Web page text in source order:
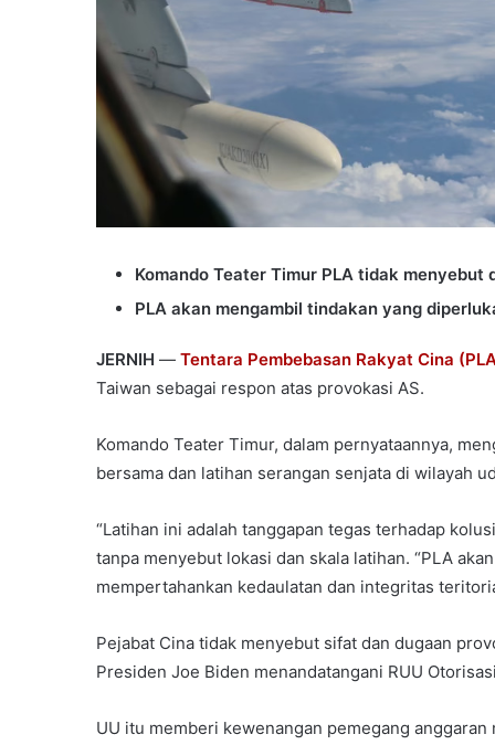
Komando Teater Timur PLA tidak
PLA akan mengambil tindakan yang
JERNIH — Tentara Pembebasan Rakyat Cina
Taiwan sebagai respon atas provokasi AS.
Komando Teater Timur, dalam pernyataannya,
bersama dan latihan serangan senjata di wilayah
“Latihan ini adalah tanggapan tegas terhadap
tanpa menyebut lokasi dan skala latihan. “PLA
mempertahankan kedaulatan dan integritas
Pejabat Cina tidak menyebut sifat dan dugaan
Presiden Joe Biden menandatangani RUU
UU itu memberi kewenangan pemegang